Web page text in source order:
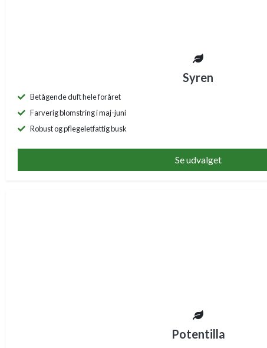
Syren
Betågende duft hele foråret
Farverig blomstring i maj-juni
Robust og pflegeletfattig busk
Se udvalget
Potentilla